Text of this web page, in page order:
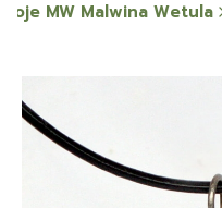
Moje MW Malwina Wetula